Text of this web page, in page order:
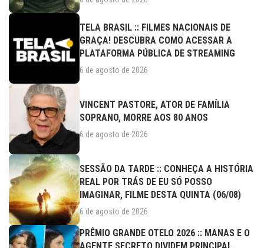
TELA BRASIL :: FILMES NACIONAIS DE
GRAÇA! DESCUBRA COMO ACESSAR A
PLATAFORMA PÚBLICA DE STREAMING
6 de agosto de 2026
VINCENT PASTORE, ATOR DE FAMÍLIA
SOPRANO, MORRE AOS 80 ANOS
6 de agosto de 2026
SESSÃO DA TARDE :: CONHEÇA A HISTÓRIA
REAL POR TRÁS DE EU SÓ POSSO
IMAGINAR, FILME DESTA QUINTA (06/08)
6 de agosto de 2026
PRÊMIO GRANDE OTELO 2026 :: MANAS E O
AGENTE SECRETO DIVIDEM PRINCIPAL